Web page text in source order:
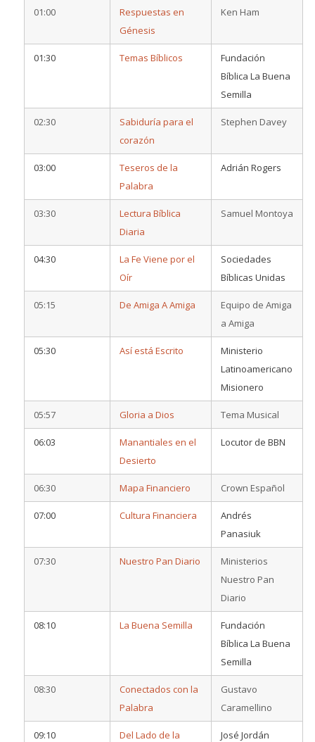
01:00
Respuestas en
Génesis
Ken Ham
01:30 Temas Bíblicos
Fundación
Bíblica La Buena
Semilla
02:30
Sabiduría para el
corazón
Stephen Davey
03:00
Teseros de la
Palabra
Adrián Rogers
03:30
Lectura Bíblica
Diaria
Samuel Montoya
04:30
La Fe Viene por el
Oír
Sociedades
Bíblicas Unidas
05:15 De Amiga A Amiga
Equipo de Amiga
a Amiga
05:30 Así está Escrito
Ministerio
Latinoamericano
Misionero
05:57 Gloria a Dios Tema Musical
06:03
Manantiales en el
Desierto
Locutor de BBN
06:30 Mapa Financiero Crown Español
07:00 Cultura Financiera
Andrés
Panasiuk
07:30 Nuestro Pan Diario
Ministerios
Nuestro Pan
Diario
08:10 La Buena Semilla
Fundación
Bíblica La Buena
Semilla
08:30
Conectados con la
Palabra
Gustavo
Caramellino
09:10
Del Lado de la
José Jordán